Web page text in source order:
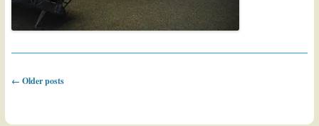
Post navigation
← Older posts